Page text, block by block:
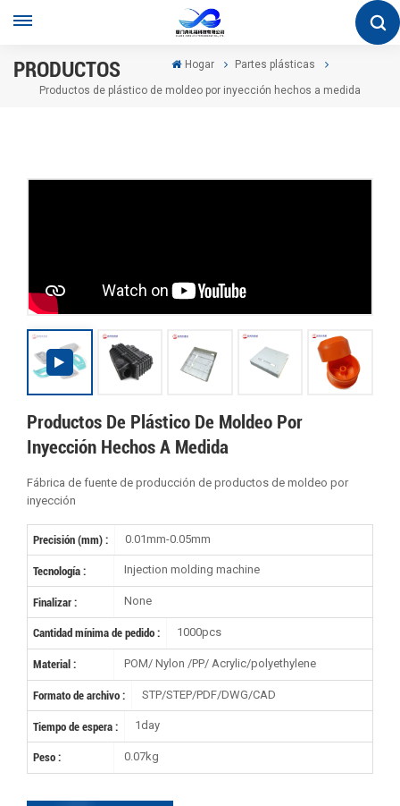
PRODUCTOS Hogar Partes plásticas
Productos de plástico de moldeo por inyección hechos a medida
Productos De Plástico De Moldeo Por
Inyección Hechos A Medida
Fábrica de fuente de producción de productos de moldeo por
inyección
Precisión (mm) : 0.01mm-0.05mm
Tecnología : Injection molding machine
Finalizar : None
Cantidad mínima de pedido : 1000pcs
Material : POM/ Nylon /PP/ Acrylic/polyethylene
Formato de archivo : STP/STEP/PDF/DWG/CAD
Tiempo de espera : 1day
Peso : 0.07kg